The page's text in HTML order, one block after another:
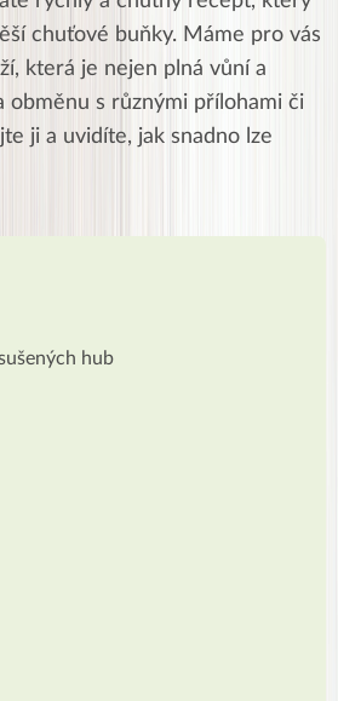
chuťové buňky. Máme pro vás
která je nejen plná vůní a
obměnu s různými přílohami či
ji a uvidíte, jak snadno lze
hub